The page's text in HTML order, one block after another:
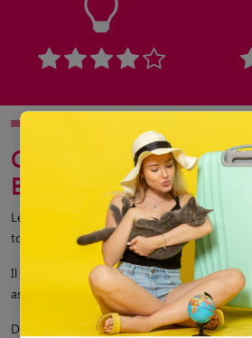
Comment éduquer un
Bouledogue Français ?
Les Bouledogues Français sont des chiens
toujours prêt à apprendre de nouveaux
Il est indispensable de l’éduquer avec une
assimile de manière positive ce que vous
De plus, ses défauts tel que la possessivité